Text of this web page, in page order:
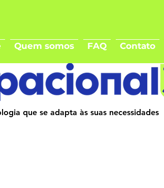
Quem somos FAQ Contato
que se adapta às suas necessidades